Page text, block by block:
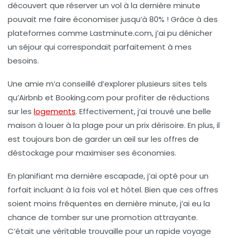
découvert que réserver un vol à la dernière minute
pouvait me faire économiser jusqu’à 80% ! Grâce à des
plateformes comme Lastminute.com, j’ai pu dénicher
un séjour qui correspondait parfaitement à mes
besoins.
Une amie m’a conseillé d’explorer plusieurs sites tels
qu’Airbnb et Booking.com pour profiter de réductions
sur les logements. Effectivement, j’ai trouvé une belle
maison à louer à la plage pour un prix dérisoire. En plus, il
est toujours bon de garder un œil sur les offres de
déstockage pour maximiser ses économies.
En planifiant ma dernière escapade, j’ai opté pour un
forfait incluant à la fois vol et hôtel. Bien que ces offres
soient moins fréquentes en dernière minute, j’ai eu la
chance de tomber sur une promotion attrayante.
C’était une véritable trouvaille pour un rapide voyage